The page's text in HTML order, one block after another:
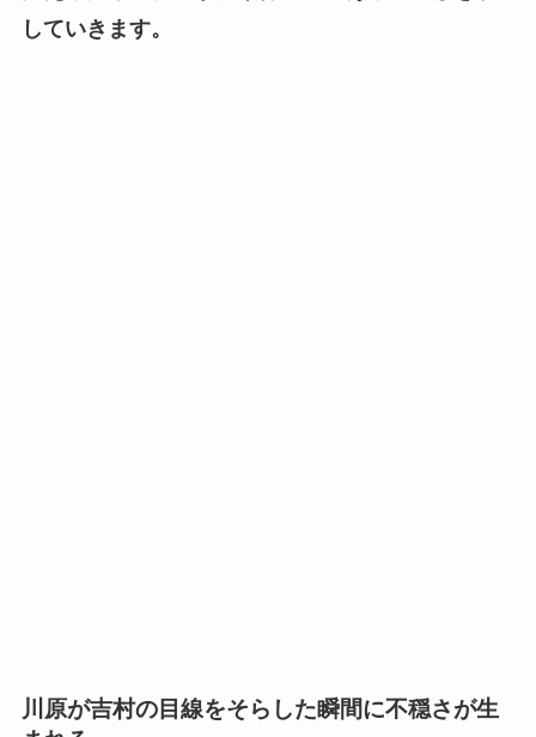
していきます。
川原が吉村の目線をそらした瞬間に不穏さが生